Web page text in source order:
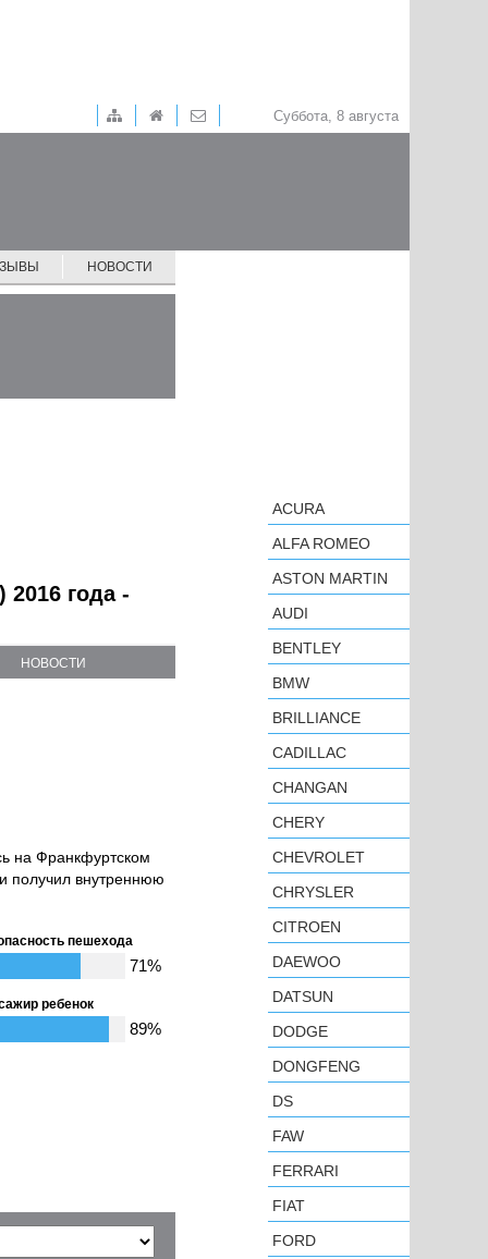
Суббота, 8 августа
НОВОСТИ
года -
НОВОСТИ
на Франкфуртском
получил внутреннюю
пешехода
71%
ребенок
89%
ACURA
ALFA ROMEO
ASTON MARTIN
AUDI
BENTLEY
BMW
BRILLIANCE
CADILLAC
CHANGAN
CHERY
CHEVROLET
CHRYSLER
CITROEN
DAEWOO
DATSUN
DODGE
DONGFENG
DS
FAW
FERRARI
FIAT
FORD